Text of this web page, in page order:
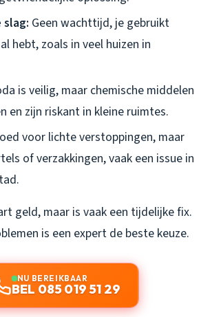
slag: Geen wachttijd, je gebruikt
hebt, zoals in veel huizen in
is veilig, maar chemische middelen
en zijn riskant in kleine ruimtes.
voor lichte verstoppingen, maar
of verzakkingen, vaak een issue in
geld, maar is vaak een tijdelijke fix.
is een expert de beste keuze.
NU BEREIKBAAR
BEL 085 019 51 29